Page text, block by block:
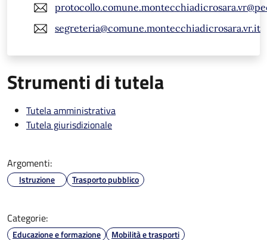
segreteria@comune.montecchiadicrosara.vr.it
Strumenti di tutela
Tutela amministrativa
Tutela giurisdizionale
Argomenti:
Istruzione Trasporto pubblico
Categorie:
Educazione e formazione Mobilità e trasporti